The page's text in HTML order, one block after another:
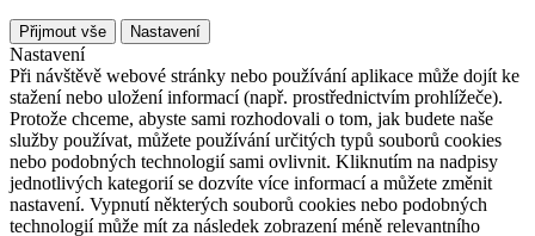
Přijmout vše Nastavení
Nastavení
Při návštěvě webové stránky nebo používání aplikace může dojít ke
stažení nebo uložení informací (např. prostřednictvím prohlížeče).
Protože chceme, abyste sami rozhodovali o tom, jak budete naše
služby používat, můžete používání určitých typů souborů cookies
nebo podobných technologií sami ovlivnit. Kliknutím na nadpisy
jednotlivých kategorií se dozvíte více informací a můžete změnit
nastavení. Vypnutí některých souborů cookies nebo podobných
technologií může mít za následek zobrazení méně relevantního